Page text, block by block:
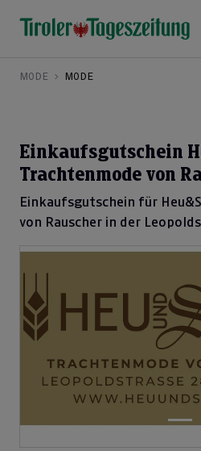
MODE MODE
Einkaufsgutschein
Trachtenmode von
Einkaufsgutschein für
von Rauscher in der